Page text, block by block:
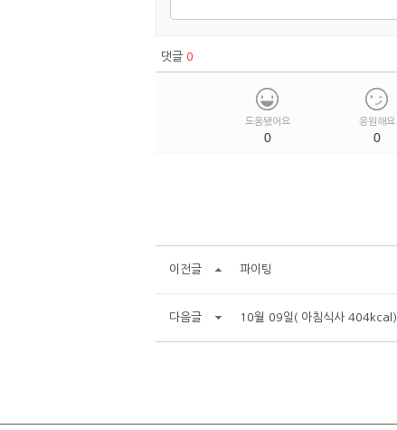
댓글 0
도움됐어요
0
응원해요
0
이전글 파이팅
다음글 10월 09일( 아침식사 404kcal)